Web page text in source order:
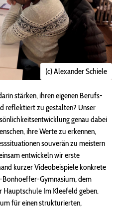
(c) Alexander Schiele
stärken, ihren eigenen Berufs-
reflektiert zu gestalten? Unser
genau dabei
ihre Werte zu erkennen,
souverän zu meistern
entwickeln wir erste
kurzer Videobeispiele konkrete
Bonhoeffer-Gymnasium, dem
Im Kleefeld geben.
für einen strukturierten,